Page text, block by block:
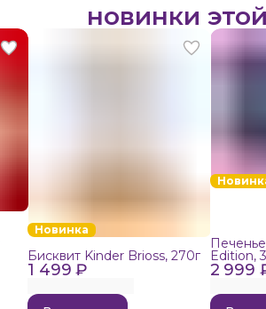
новинки
Новинка
1 499 ₽
Бисквит Kinder Brioss, 270г
2 999
Edition,